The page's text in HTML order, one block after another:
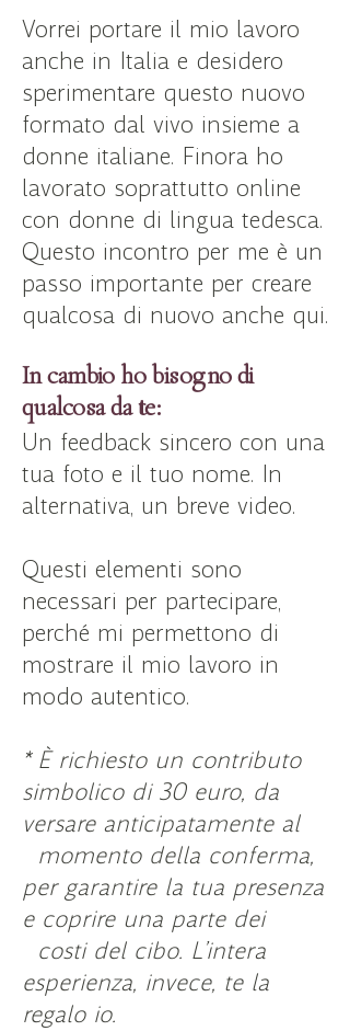
Vorrei portare il mio lavoro
anche in Italia e desidero
sperimentare questo nuovo
formato dal vivo insieme a
donne italiane. Finora ho
lavorato soprattutto online
con donne di lingua tedesca.
Questo incontro per me è un
passo importante per creare
qualcosa di nuovo anche qui.
In cambio ho bisogno di
qualcosa da te:
Un feedback sincero con una
tua foto e il tuo nome. In
alternativa, un breve video.
Questi elementi sono
necessari per partecipare,
perché mi permettono di
mostrare il mio lavoro in
modo autentico.
* È richiesto un contributo
simbolico di 30 euro, da
versare anticipatamente al
momento della conferma,
per garantire la tua presenza
e coprire una parte dei
costi del cibo. L’intera
esperienza, invece, te la
regalo io.